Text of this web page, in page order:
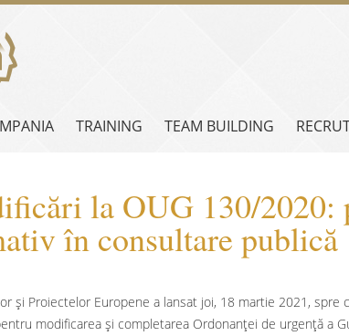
TRAINING TEAM BUILDING
la OUG 130/2020:
în consultare publică
și Proiectelor Europene a lansat joi, 18 martie 2021, spre
modificarea și completarea Ordonanței de urgență a